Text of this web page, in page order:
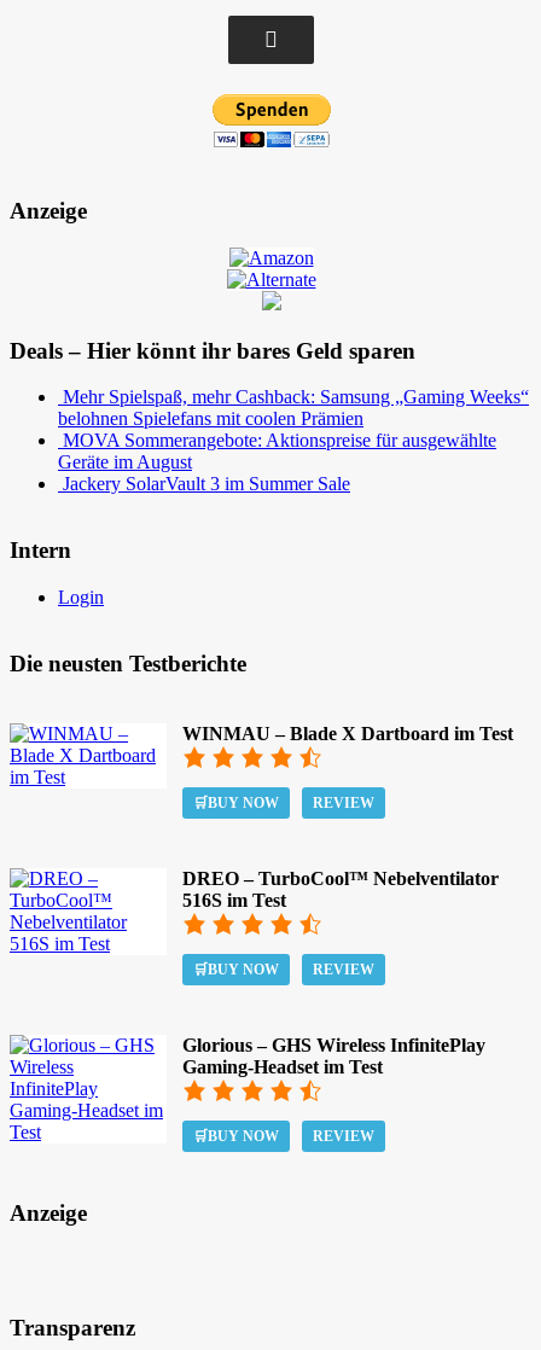
Anzeige
Deals – Hier könnt ihr bares Geld sparen
Mehr Spielspaß, mehr Cashback: Samsung „Gaming Weeks“
belohnen Spielefans mit coolen Prämien
MOVA Sommerangebote: Aktionspreise für ausgewählte
Geräte im August
Jackery SolarVault 3 im Summer Sale
Intern
Login
Die neusten Testberichte
WINMAU – Blade X Dartboard im Test
🛒BUY NOW REVIEW
DREO – TurboCool™ Nebelventilator
516S im Test
🛒BUY NOW REVIEW
Glorious – GHS Wireless InfinitePlay
Gaming-Headset im Test
🛒BUY NOW REVIEW
Anzeige
Transparenz